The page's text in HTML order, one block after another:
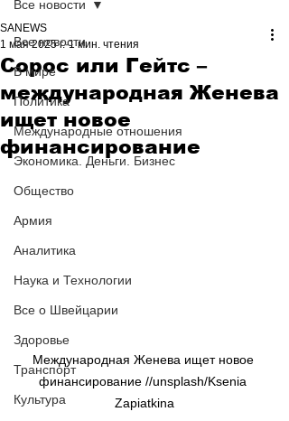
Все новости
В мире
Политика
Международные отношения
Экономика. Деньги. Бизнес
Общество
Армия
Аналитика
Наука и Технологии
Все о Швейцарии
Здоровье
Транспорт
Культура
Все новости
Сорос или Гейтс –
международная Женева
ищет новое
финансирование
SANEWS
1 мая 2025 г. 1 мин. чтения
Международная Женева ищет новое
финансирование //unsplash/Ksenia
Zapiatkina